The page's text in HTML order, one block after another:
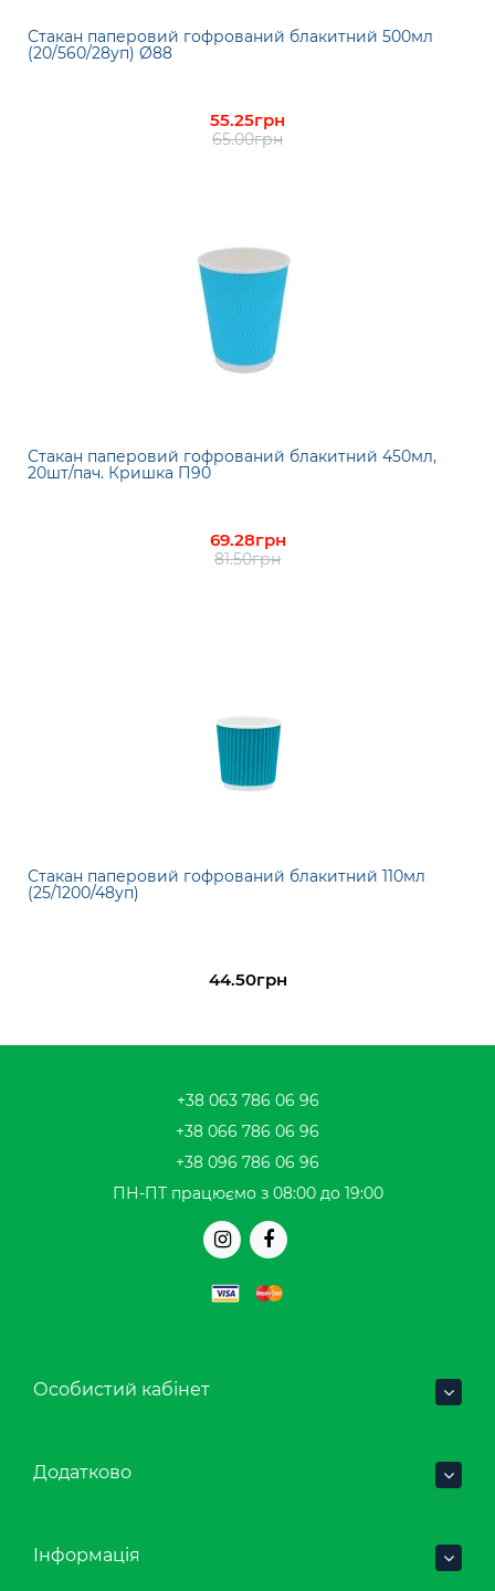
Стакан паперовий гофрований блакитний 500мл
(20/560/28уп) Ø88
55.25грн
65.00грн
Стакан паперовий гофрований блакитний 450мл,
20шт/пач. Кришка П90
69.28грн
81.50грн
Стакан паперовий гофрований блакитний 110мл
(25/1200/48уп)
44.50грн
+38 063 786 06 96
+38 066 786 06 96
+38 096 786 06 96
ПН-ПТ працюємо з 08:00 до 19:00
Особистий кабінет
Додатково
Інформація